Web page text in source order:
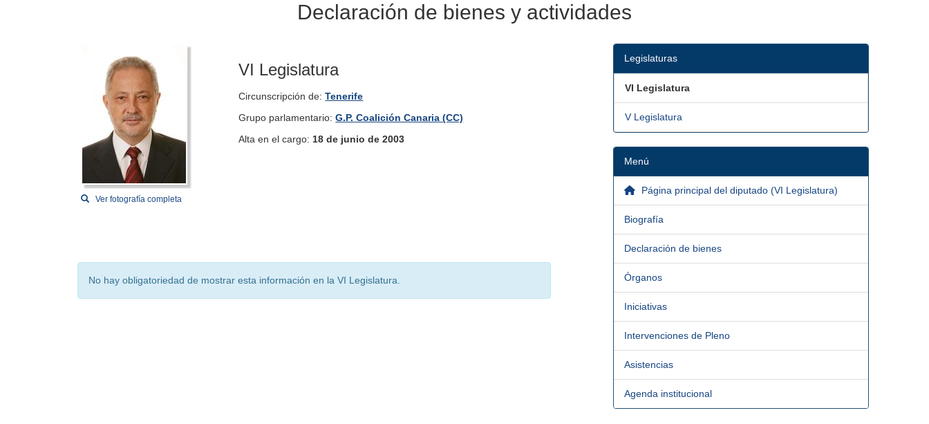
Declaración de bienes y actividades
Ver fotografía completa
VI Legislatura
Circunscripción de:Tenerife
Grupo parlamentario:G.P. Coalición Canaria (CC)
Alta en el cargo: 18 de junio de 2003
No hay obligatoriedad de mostrar esta información en la VI Legislatura.
Legislaturas
VI Legislatura
V Legislatura
Menú
Página principal del diputado (VI Legislatura)
Biografía
Declaración de bienes
Órganos
Iniciativas
Intervenciones de Pleno
Asistencias
Agenda institucional